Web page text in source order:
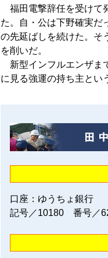
福田電撃辞任を受けて
た。自・公は下野確実だ
の先延ばしを続けた。そ
を削いだ。
新型インフルエンザま
に見る強運の持ち主とい
口座：ゆうちょ銀行
記号／10180 番号／